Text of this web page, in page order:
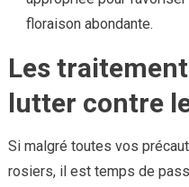
floraison abondante.
Les
lutter contre
Si malgré toutes vos
rosiers, il est temps de